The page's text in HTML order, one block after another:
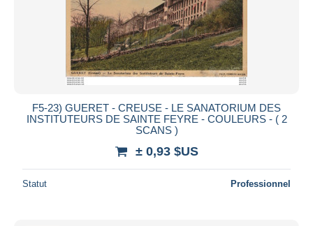
F5-23) GUERET - CREUSE - LE SANATORIUM DES
INSTITUTEURS DE SAINTE FEYRE - COULEURS - ( 2
SCANS )
± 0,93 $US
Statut Professionnel